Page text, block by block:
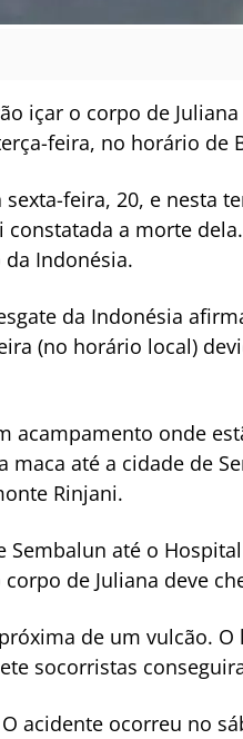
içar o corpo de
feira, no horário de
feira, 20, e nesta
a morte
Indonésia.
da Indonésia
(no horário local)
acampamento onde
até a cidade de
Rinjani.
até o
de Juliana deve
de um vulcão.
socorristas
acidente ocorreu no